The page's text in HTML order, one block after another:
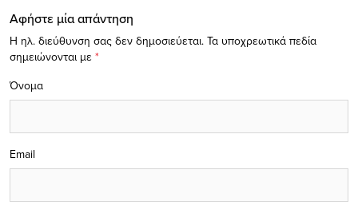
Αφήστε μία απάντηση
Η ηλ. διεύθυνση σας δεν δημοσιεύεται. Τα υποχρεωτικά πεδία
σημειώνονται με *
Όνομα
Email